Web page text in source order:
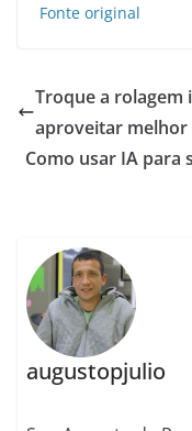
Fonte original
Troque a rolagem
aproveitar melhor
Como usar IA para
augustopjulio